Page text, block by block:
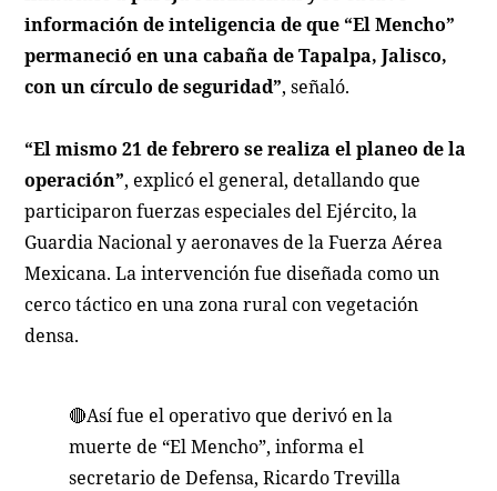
información de inteligencia de que “El Mencho”
permaneció en una cabaña de Tapalpa, Jalisco,
con un círculo de seguridad”, señaló.
“El mismo 21 de febrero se realiza el planeo de la
operación”, explicó el general, detallando que
participaron fuerzas especiales del Ejército, la
Guardia Nacional y aeronaves de la Fuerza Aérea
Mexicana. La intervención fue diseñada como un
cerco táctico en una zona rural con vegetación
densa.
🔴Así fue el operativo que derivó en la
muerte de “El Mencho”, informa el
secretario de Defensa, Ricardo Trevilla